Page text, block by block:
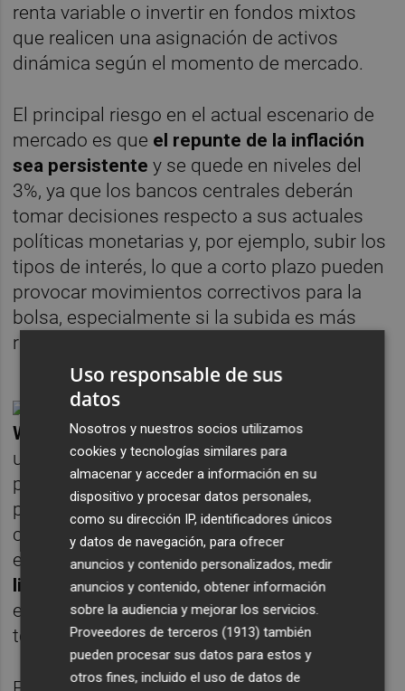
renta variable o invertir en fondos mixtos
que realicen una asignación de activos
dinámica según el momento de mercado.
El principal riesgo en el actual escenario de
mercado es que el repunte de la inflación
sea persistente y se quede en niveles del
3%, ya que los bancos centrales deberán
tomar decisiones respecto a sus actuales
políticas monetarias y, por ejemplo, subir los
tipos de interés, lo que a corto plazo pueden
provocar movimientos correctivos para la
bolsa, especialmente si la subida es más
rápida de lo esperado.
Welzia Ahorro 5permite al inversor tener
una aproximación a la renta variable
prudencia ya que es un fondo de inversión
para perfiles conservadores que invierte
como máximo el 30% en renta variable. En
esta coyuntura, el fondo invierte enbonos
ligados a la inflación, un activo que en un
escenario de reputen de inflación debería
tener un comportamiento positivo.
Uso responsable de sus
datos
Nosotros y nuestros socios utilizamos
cookies y tecnologías similares para
almacenar y acceder a información en su
dispositivo y procesar datos personales,
como su dirección IP, identificadores únicos
y datos de navegación, para ofrecer
anuncios y contenido personalizados, medir
anuncios y contenido, obtener información
sobre la audiencia y mejorar los servicios.
Proveedores de terceros (1913) también
pueden procesar sus datos para estos y
otros fines, incluido el uso de datos de